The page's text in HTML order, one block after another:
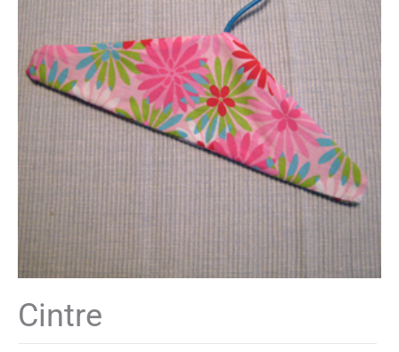
Cintre